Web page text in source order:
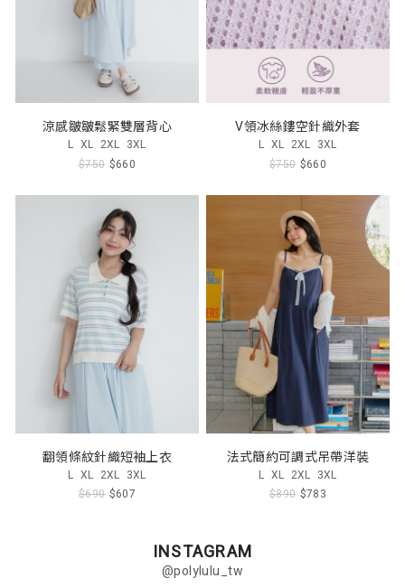
涼感皺皺鬆緊雙層背心
L XL 2XL 3XL
$750 $660
V領冰絲鏤空針織外套
L XL 2XL 3XL
$750 $660
翻領條紋針織短袖上衣
L XL 2XL 3XL
$690 $607
法式簡約可調式吊帶洋裝
L XL 2XL 3XL
$890 $783
INSTAGRAM
@polylulu_tw